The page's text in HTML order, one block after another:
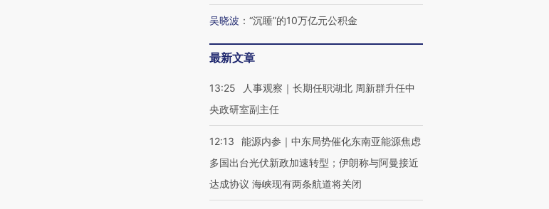
吴晓波 ： “沉睡”的10万亿元公积金
最新文章
13:25
人事观察｜长期任职湖北 周新群升任中
央政研室副主任
12:13
能源内参｜中东局势催化东南亚能源焦虑
多国出台光伏新政加速转型；伊朗称与阿曼接近
达成协议 海峡现有两条航道将关闭